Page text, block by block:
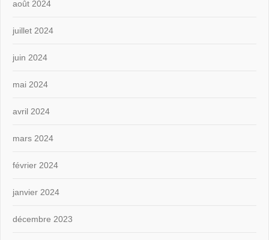
août 2024
juillet 2024
juin 2024
mai 2024
avril 2024
mars 2024
février 2024
janvier 2024
décembre 2023